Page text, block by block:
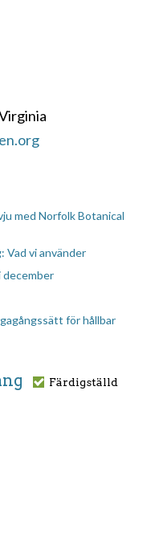
med Norfolk Botanical
vi använder
december
för hållbar
Färdigställd